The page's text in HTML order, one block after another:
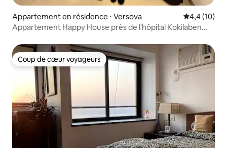
Appartement en résidence ⋅ Versova Évaluation
4,4 (10)
Appartement Happy House près de l'hôpital Kokilaben
Coup de cœur voyageurs
Coup de cœur voyageurs